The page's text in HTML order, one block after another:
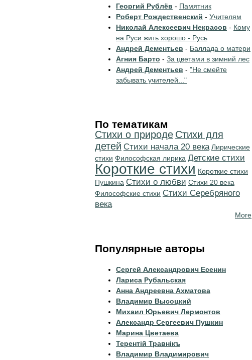
Георгий Рублёв - Памятник
Роберт Рождественский - Учителям
Николай Алексеевич Некрасов - Кому
на Руси жить хорошо - Русь
Андрей Дементьев - Баллада о матери
Агния Барто - За цветами в зимний лес
Андрей Дементьев - "Не смейте
забывать учителей..."
По тематикам
Стихи о природе Стихи для
детей Cтихи начала 20 века Лирические
стихи Философская лирика Детские стихи
Короткие стихи Короткие стихи
Пушкина Стихи о любви Стихи 20 века
Философские стихи Cтихи Серебряного
века
More
Популярные авторы
Сергей Александрович Есенин
Лариса Рубальская
Анна Андреевна Ахматова
Владимир Высоцкий
Михаил Юрьевич Лермонтов
Александр Сергеевич Пушкин
Марина Цветаева
Терентiй Травнiкъ
Владимир Владимирович